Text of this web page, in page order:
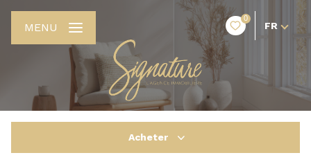
0
FR
MENU
Acheter